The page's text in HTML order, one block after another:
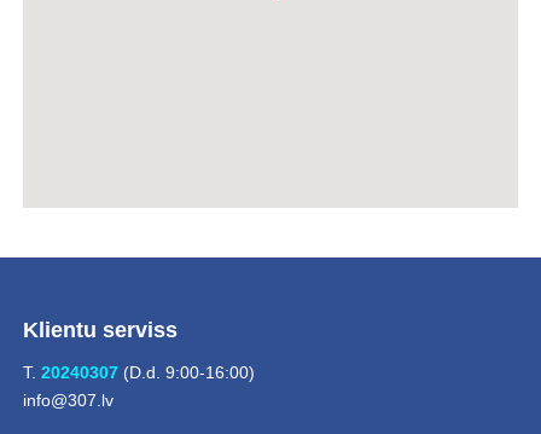
Klientu serviss
T. 20240307(D.d. 9:00-16:00)
info@307.lv